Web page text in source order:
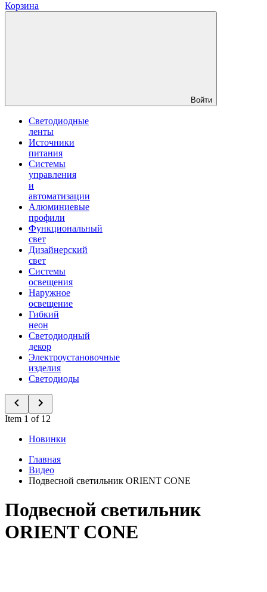
Корзина
Войти
Светодиодные
ленты
Источники
питания
Системы
управления
и
автоматизации
Алюминиевые
профили
Функциональный
свет
Дизайнерский
свет
Системы
освещения
Наружное
освещение
Гибкий
неон
Светодиодный
декор
Электроустановочные
изделия
Светодиоды
Item 1 of 12
Новинки
Главная
Видео
Подвесной светильник ORIENT CONE
Подвесной светильник
ORIENT CONE